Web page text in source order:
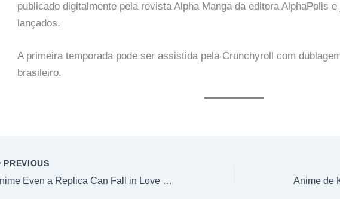
publicado digitalmente pela revista Alpha Manga da editora AlphaPolis
lançados.
A primeira temporada pode ser assistida pela Crunchyroll com
brasileiro.
PREVIOUS
Anime Even a Replica Can Fall in Love revela novo teaser e confirma estreia em 2026